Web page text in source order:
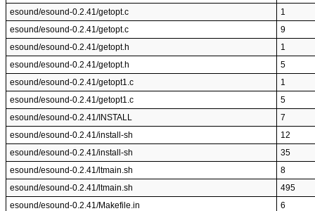
esound/esound-0.2.41/getopt.c
1
esound/esound-0.2.41/getopt.c
9
esound/esound-0.2.41/getopt.h
1
esound/esound-0.2.41/getopt.h
5
esound/esound-0.2.41/getopt1.c
1
esound/esound-0.2.41/getopt1.c
5
esound/esound-0.2.41/INSTALL
7
esound/esound-0.2.41/install-sh
12
esound/esound-0.2.41/install-sh
35
esound/esound-0.2.41/ltmain.sh
8
esound/esound-0.2.41/ltmain.sh
495
esound/esound-0.2.41/Makefile.in
6